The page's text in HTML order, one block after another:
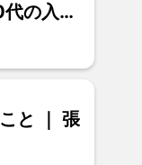
の入口
と ｜ 張